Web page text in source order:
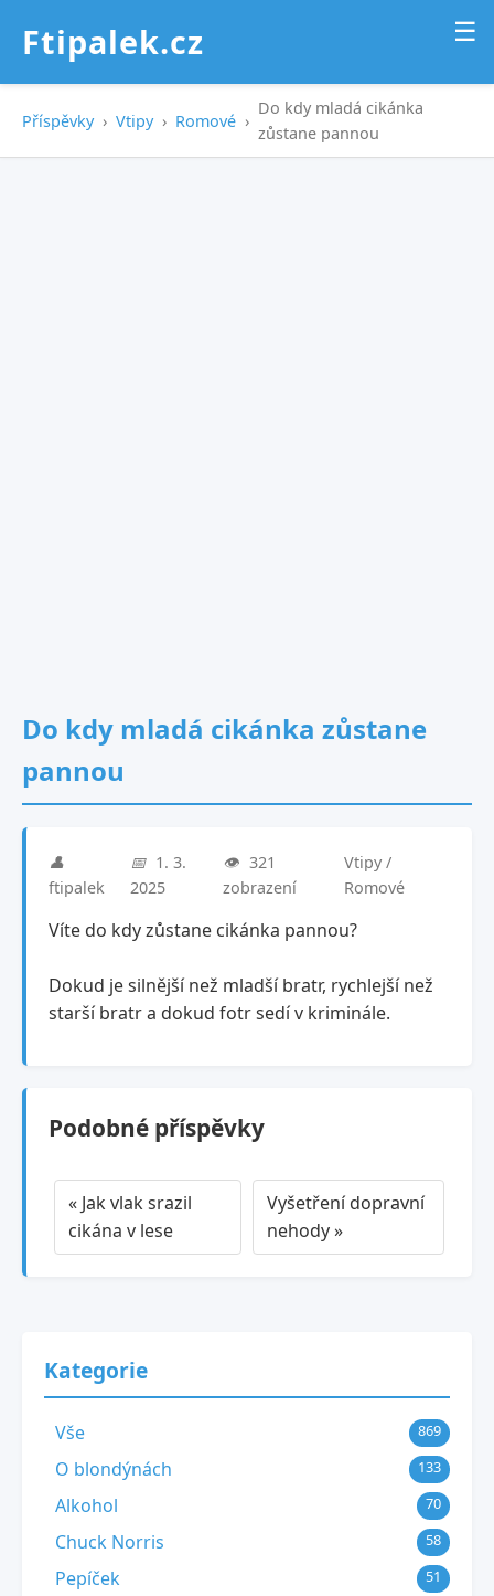
Ftipalek.cz ☰
Příspěvky › Vtipy › Romové ›
Do kdy mladá cikánka
zůstane pannou
Do kdy mladá cikánka zůstane
pannou
👤
ftipalek
📅 1. 3.
2025
👁️ 321
zobrazení
Vtipy /
Romové
Víte do kdy zůstane cikánka pannou?
Dokud je silnější než mladší bratr, rychlejší než
starší bratr a dokud fotr sedí v kriminále.
Podobné příspěvky
« Jak vlak srazil
cikána v lese
Vyšetření dopravní
nehody »
Kategorie
Vše 869
O blondýnách 133
Alkohol 70
Chuck Norris 58
Pepíček 51